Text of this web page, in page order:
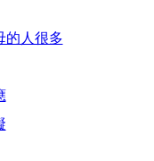
的人很多